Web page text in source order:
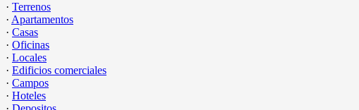
· Terrenos
· Apartamentos
· Casas
· Oficinas
· Locales
· Edificios comerciales
· Campos
· Hoteles